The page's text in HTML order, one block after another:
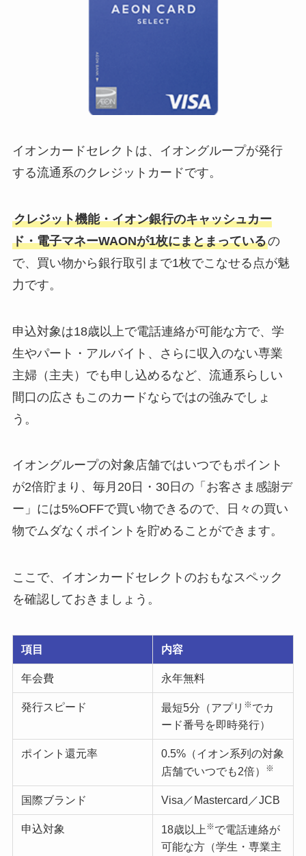
イオンカードセレクトは、イオングループが発行
する流通系のクレジットカードです。
クレジット機能・イオン銀行のキャッシュカー
ド・電子マネーWAONが1枚にまとまっているの
で、買い物から銀行取引まで1枚でこなせる点が魅
力です。
申込対象は18歳以上で電話連絡が可能な方で、学
生やパート・アルバイト、さらに収入のない専業
主婦（主夫）でも申し込めるなど、流通系らしい
間口の広さもこのカードならではの強みでしょ
う。
イオングループの対象店舗ではいつでもポイント
が2倍貯まり、毎月20日・30日の「お客さま感謝デ
ー」には5%OFFで買い物できるので、日々の買い
物でムダなくポイントを貯めることができます。
ここで、イオンカードセレクトのおもなスペック
を確認しておきましょう。
項目 内容
年会費 永年無料
発行スピード 最短5分（アプリ ※でカ
ード番号を即時発行）
ポイント還元率
0.5%（イオン系列の対象
店舗でいつでも2倍）
※
国際ブランド Visa／Mastercard／JCB
申込対象 18歳以上 ※で電話連絡が
可能な方（学生・専業主